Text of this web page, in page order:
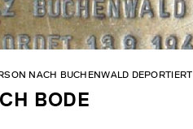
BODE
NACH BUCHENWALD DEPORTIERT